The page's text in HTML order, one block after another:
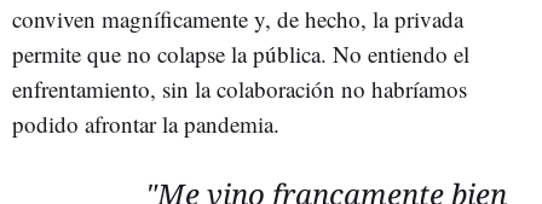
conviven magníficamente y, de hecho, la privada
permite que no colapse la pública. No entiendo el
enfrentamiento, sin la colaboración no habríamos
podido afrontar la pandemia.
"Me vino francamente bien